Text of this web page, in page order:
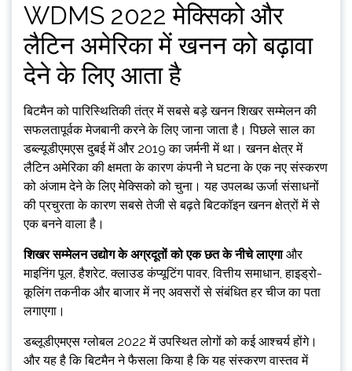
WDMS 2022 मेक्सिको और
लैटिन अमेरिका में खनन को बढ़ावा
देने के लिए आता है
बिटमैन को पारिस्थितिकी तंत्र में सबसे बड़े खनन शिखर सम्मेलन की
सफलतापूर्वक मेजबानी करने के लिए जाना जाता है। पिछले साल का
डब्ल्यूडीएमएस दुबई में और 2019 का जर्मनी में था। खनन क्षेत्र में
लैटिन अमेरिका की क्षमता के कारण कंपनी ने घटना के एक नए संस्करण
को अंजाम देने के लिए मेक्सिको को चुना। यह उपलब्ध ऊर्जा संसाधनों
की प्रचुरता के कारण सबसे तेजी से बढ़ते बिटकॉइन खनन क्षेत्रों में से
एक बनने वाला है।
शिखर सम्मेलन उद्योग के अग्रदूतों को एक छत के नीचे लाएगाऔर
माइनिंग पूल, हैशरेट, क्लाउड कंप्यूटिंग पावर, वित्तीय समाधान, हाइड्रो-
कूलिंग तकनीक और बाजार में नए अवसरों से संबंधित हर चीज का पता
लगाएगा।
डब्लूडीएमएस ग्लोबल 2022 में उपस्थित लोगों को कई आश्चर्य होंगे।
और यह है कि बिटमैन ने फैसला किया है कि यह संस्करण वास्तव में